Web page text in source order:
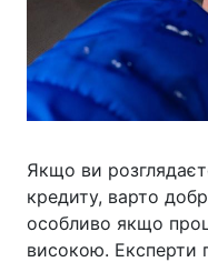
Якщо ви
кредиту, варто
особливо якщо
високою. Експерти